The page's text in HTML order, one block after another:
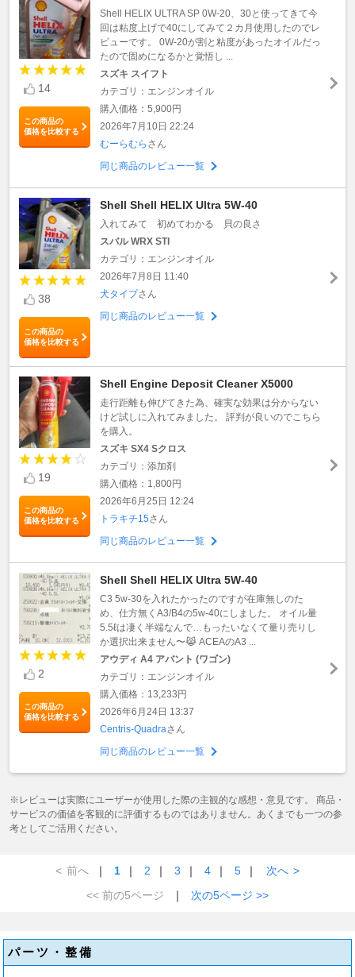
14
この商品の
価格を比較する
Shell HELIX ULTRA SP 0W-20、30と使ってきて今
回は粘度上げで40にしてみて２カ月使用したのでレ
ビューです。 0W-20が割と粘度があったオイルだっ
たので固めになるかと覚悟し ...
スズキ スイフト
カテゴリ：エンジンオイル
購入価格：5,900円
2026年7月10日 22:24
むーらむら さん
同じ商品のレビュー一覧
38
この商品の
価格を比較する
Shell Shell HELIX Ultra 5W-40
入れてみて 初めてわかる 貝の良さ
スバル WRX STI
カテゴリ：エンジンオイル
2026年7月8日 11:40
犬タイプさん
同じ商品のレビュー一覧
19
この商品の
価格を比較する
Shell Engine Deposit Cleaner X5000
走行距離も伸びてきた為、確実な効果は分からない
けど試しに入れてみました。 評判が良いのでこちら
を購入。
スズキ SX4 Sクロス
カテゴリ：添加剤
購入価格：1,800円
2026年6月25日 12:24
トラキチ15さん
同じ商品のレビュー一覧
2
この商品の
価格を比較する
Shell Shell HELIX Ultra 5W-40
C3 5w-30を入れたかったのですが在庫無しのた
め、仕方無くA3/B4の5w-40にしました。 オイル量
5.5ℓは凄く半端なんで…もったいなくて量り売りし
か選択出来ません〜😹 ACEAのA3 ...
アウディ A4 アバント (ワゴン)
カテゴリ：エンジンオイル
購入価格：13,233円
2026年6月24日 13:37
Centris-Quadraさん
同じ商品のレビュー一覧
※レビューは実際にユーザーが使用した際の主観的な感想・意見です。 商品・
サービスの価値を客観的に評価するものではありません。あくまでも一つの参
考としてご活用ください。
< 前へ ｜ 1 ｜ 2 ｜ 3 ｜ 4 ｜ 5 ｜ 次へ >
<< 前の5ページ
｜ 次の5ページ >>
パーツ・整備